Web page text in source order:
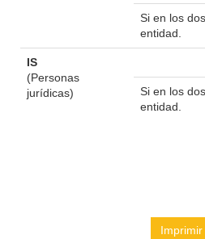
Si en los
entidad.
IS
(Personas
jurídicas)
Si en los
entidad.
Imprimir